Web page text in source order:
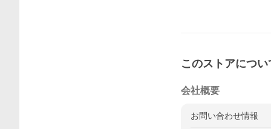
このストアについ
会社概要
お問い合わせ情報